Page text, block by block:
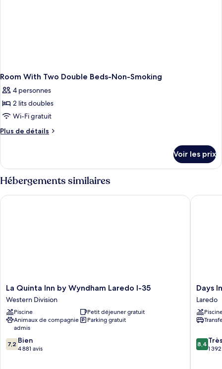
Room With Two Double Beds-Non-Smoking
4 personnes
2 lits doubles
Wi-Fi gratuit
Plus de détails
Plus
le
type
de
chambre
Room
Voir les prix
Hébergements similaires
La
Quinta
Inn
by
Wyndham
Laredo
I-
35
La Quinta Inn by Wyndham Laredo I-35
Western Division
Piscine
Petit déjeuner gratuit
Animaux de compagnie
admis
Parking gratuit
7.2
sur
7,2 Bien
4 881 avis
La Quinta Inn by Wyndham Laredo I-35
Days
Inn
&
Suites
by
Laredo
Laredo
Days
Laredo
8.4
sur
8,4
1
Days